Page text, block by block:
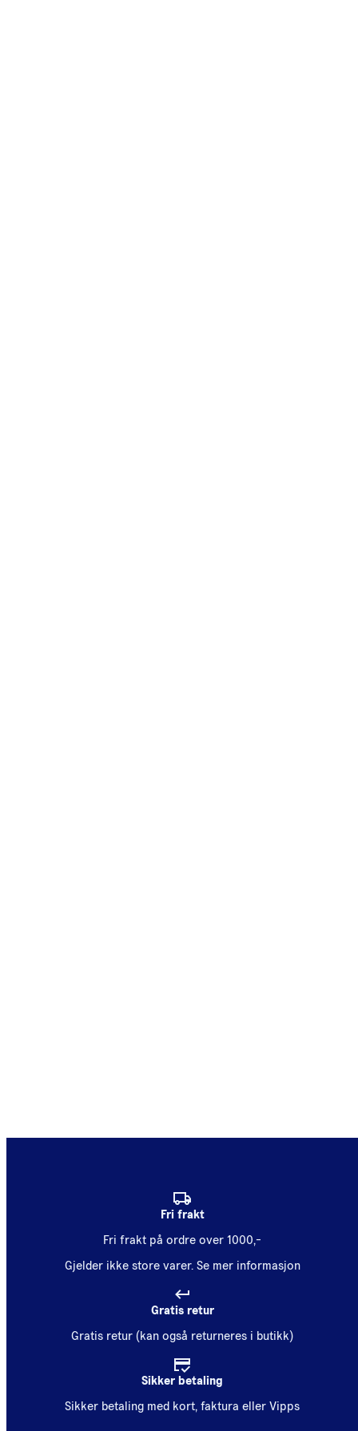
Fri frakt
Fri frakt på ordre over 1000,-
Gjelder ikke store varer. Se mer informasjon
Gratis retur
Gratis retur (kan også returneres i butikk)
Sikker betaling
Sikker betaling med kort, faktura eller Vipps